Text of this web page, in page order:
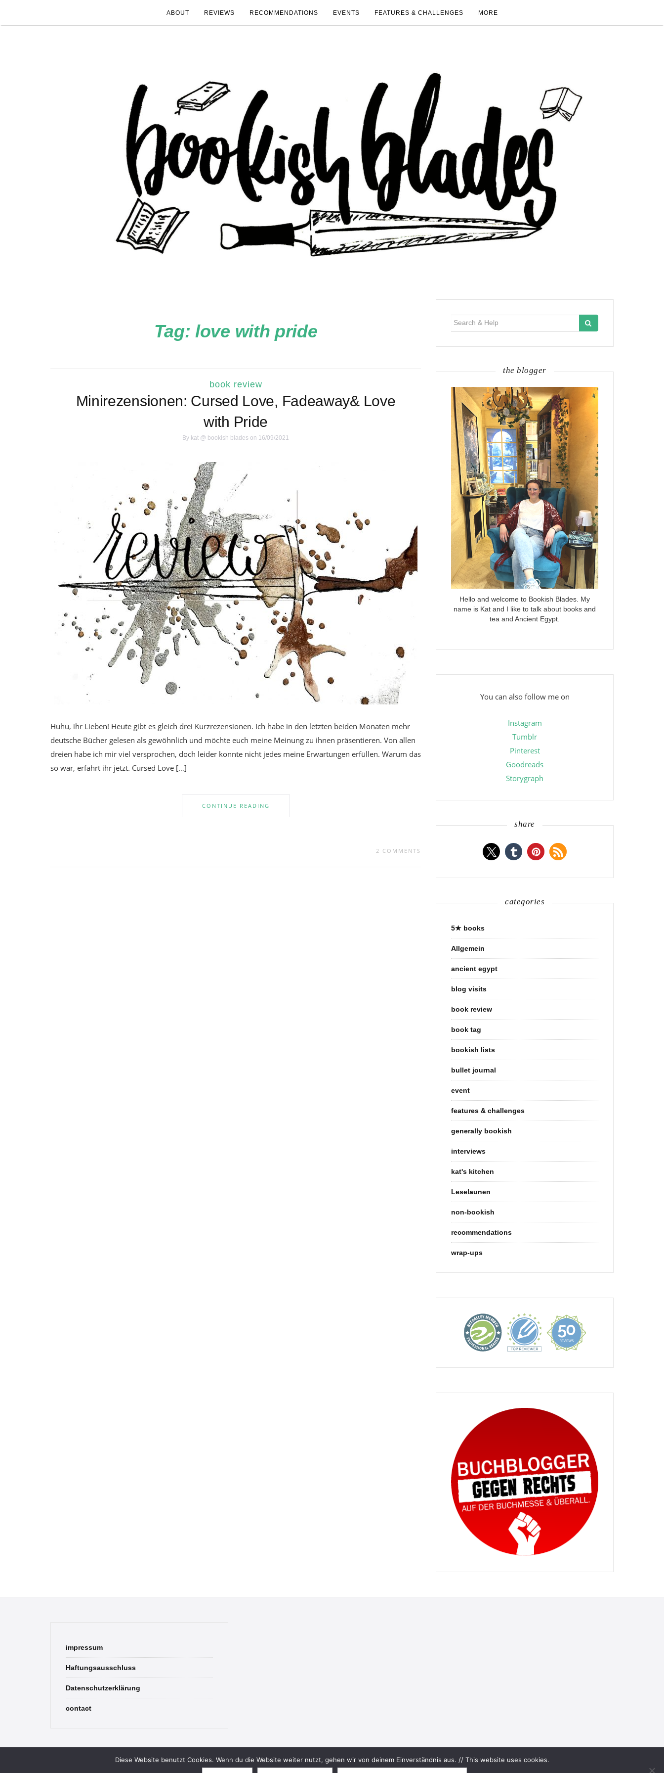
ABOUT REVIEWS RECOMMENDATIONS EVENTS FEATURES & CHALLENGES MORE
Tag: love with pride
book review
Minirezensionen: Cursed Love, Fadeaway& Love
with Pride
By kat @ bookish blades on 16/09/2021
Huhu, ihr Lieben! Heute gibt es gleich drei Kurzrezensionen. Ich habe in den letzten beiden Monaten mehr
deutsche Bücher gelesen als gewöhnlich und möchte euch meine Meinung zu ihnen präsentieren. Von allen
dreien habe ich mir viel versprochen, doch leider konnte nicht jedes meine Erwartungen erfüllen. Warum das
so war, erfahrt ihr jetzt. Cursed Love […]
CONTINUE READING
2 COMMENTS
the blogger
Hello and welcome to Bookish Blades. My
name is Kat and I like to talk about books and
tea and Ancient Egypt.
You can also follow me on
Instagram
Tumblr
Pinterest
Goodreads
Storygraph
share
categories
5★ books
Allgemein
ancient egypt
blog visits
book review
book tag
bookish lists
bullet journal
event
features & challenges
generally bookish
interviews
kat's kitchen
Leselaunen
non-bookish
recommendations
wrap-ups
impressum
Haftungsausschluss
Datenschutzerklärung
contact
© 2026 Bookish Blades. All rights reserved.
Diese Website benutzt Cookies. Wenn du die Website weiter nutzt, gehen wir von deinem Einverständnis aus. // This website uses cookies.